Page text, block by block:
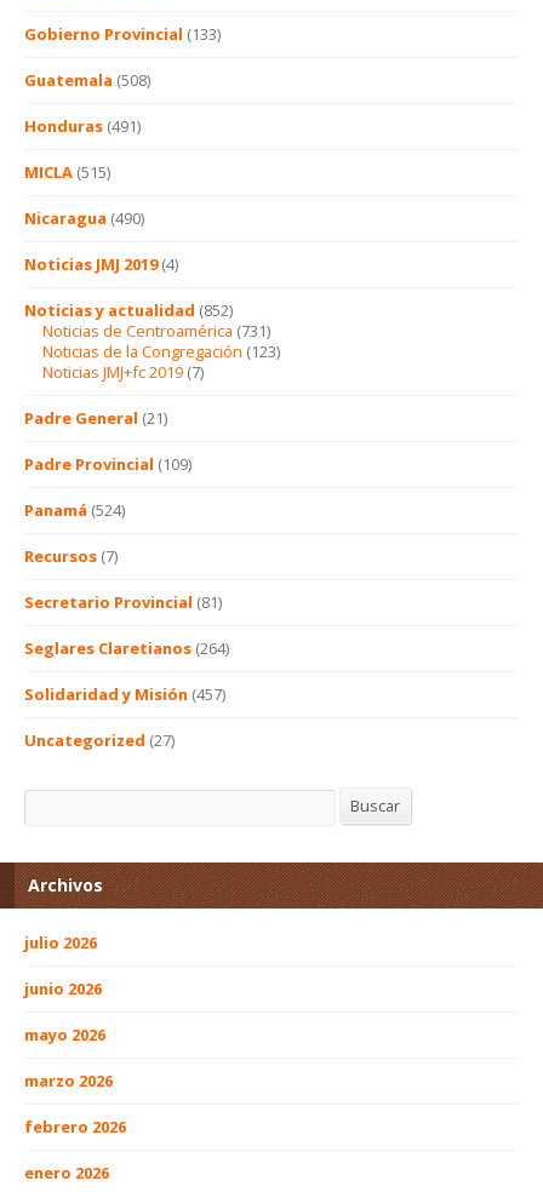
Gobierno Provincial (133)
Guatemala (508)
Honduras (491)
MICLA (515)
Nicaragua (490)
Noticias JMJ 2019(4)
Noticias y actualidad (852)
Noticias de Centroamérica (731)
Noticias de la Congregación (123)
Noticias JMJ+fc 2019 (7)
Padre General (21)
Padre Provincial (109)
Panamá (524)
Recursos (7)
Secretario Provincial (81)
Seglares Claretianos (264)
Solidaridad y Misión (457)
Uncategorized (27)
Buscar Buscar
Archivos
julio 2026
junio 2026
mayo 2026
marzo 2026
febrero 2026
enero 2026